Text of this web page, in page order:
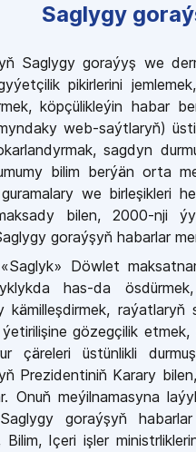
Saglygy
Saglygy goraýyş we
pikirlerini
köpçülikleýin habar
web-saýtlaryň)
sagdyn
bilim berýän orta
we birleşikleri
bilen, 2000-nji
goraýşyň habarlar
Döwlet
has-da
kämilleşdirmek,
gözegçilik
çäreleri üstünlikli
Prezidentiniň Karary
Onuň meýilnamasyna
goraýşyň
Bilim, Içeri işler